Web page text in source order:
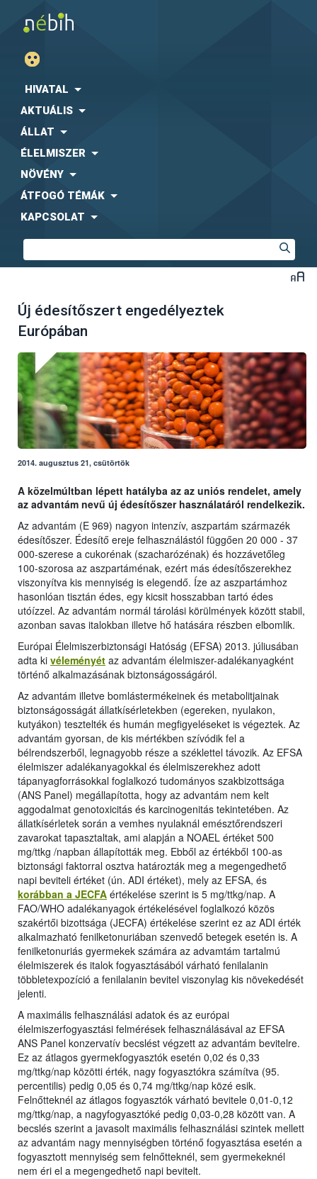
HIVATAL
AKTUÁLIS
ÁLLAT
ÉLELMISZER
NÖVÉNY
ÁTFOGÓ TÉMÁK
KAPCSOLAT
Új édesítőszert engedélyeztek
Európában
2014. augusztus 21, csütörtök
A közelmúltban lépett hatályba az az uniós rendelet, amely
az advantám nevű új édesítőszer használatáról rendelkezik.
Az advantám (E 969) nagyon intenzív, aszpartám származék
édesítőszer. Édesítő ereje felhasználástól függően 20 000 - 37
000-szerese a cukorénak (szacharózénak) és hozzávetőleg
100-szorosa az aszpartáménak, ezért más édesítőszerekhez
viszonyítva kis mennyiség is elegendő. Íze az aszpartámhoz
hasonlóan tisztán édes, egy kicsit hosszabban tartó édes
utóízzel. Az advantám normál tárolási körülmények között stabil,
azonban savas italokban illetve hő hatására részben elbomlik.
Európai Élelmiszerbiztonsági Hatóság (EFSA) 2013. júliusában
adta ki véleményét az advantám élelmiszer-adalékanyagként
történő alkalmazásának biztonságosságáról.
Az advantám illetve bomlástermékeinek és metabolitjainak
biztonságosságát állatkísérletekben (egereken, nyulakon,
kutyákon) tesztelték és humán megfigyeléseket is végeztek. Az
advantám gyorsan, de kis mértékben szívódik fel a
bélrendszerből, legnagyobb része a széklettel távozik. Az EFSA
élelmiszer adalékanyagokkal és élelmiszerekhez adott
tápanyagforrásokkal foglalkozó tudományos szakbizottsága
(ANS Panel) megállapította, hogy az advantám nem kelt
aggodalmat genotoxicitás és karcinogenitás tekintetében. Az
állatkísérletek során a vemhes nyulaknál emésztőrendszeri
zavarokat tapasztaltak, ami alapján a NOAEL értéket 500
mg/ttkg /napban állapították meg. Ebből az értékből 100-as
biztonsági faktorral osztva határozták meg a megengedhető
napi beviteli értéket (ún. ADI értéket), mely az EFSA, és
korábban a JECFA értékelése szerint is 5 mg/ttkg/nap. A
FAO/WHO adalékanyagok értékelésével foglalkozó közös
szakértői bizottsága (JECFA) értékelése szerint ez az ADI érték
alkalmazható fenilketonuriában szenvedő betegek esetén is. A
fenilketonuriás gyermekek számára az advamtám tartalmú
élelmiszerek és italok fogyasztásából várható fenilalanin
többletexpozíció a fenilalanin bevitel viszonylag kis növekedését
jelenti.
A maximális felhasználási adatok és az európai
élelmiszerfogyasztási felmérések felhasználásával az EFSA
ANS Panel konzervatív becslést végzett az advantám bevitelre.
Ez az átlagos gyermekfogyasztók esetén 0,02 és 0,33
mg/ttkg/nap közötti érték, nagy fogyasztókra számítva (95.
percentilis) pedig 0,05 és 0,74 mg/ttkg/nap közé esik.
Felnőtteknél az átlagos fogyasztók várható bevitele 0,01-0,12
mg/ttkg/nap, a nagyfogyasztóké pedig 0,03-0,28 között van. A
becslés szerint a javasolt maximális felhasználási szintek mellett
az advantám nagy mennyiségben történő fogyasztása esetén a
fogyasztott mennyiség sem felnőtteknél, sem gyermekeknél
nem éri el a megengedhető napi bevitelt.